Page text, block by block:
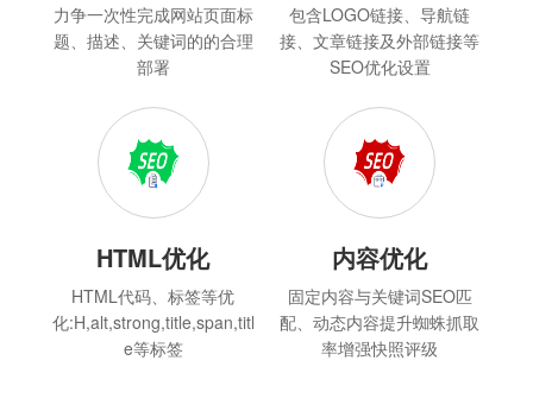
力争一次性完成网站页面标
题、描述、关键词的的合理
部署
包含LOGO链接、导航链
接、文章链接及外部链接等
SEO优化设置
HTML优化
HTML代码、标签等优
化:H,alt,strong,title,span,titl
e等标签
内容优化
固定内容与关键词SEO匹
配、动态内容提升蜘蛛抓取
率增强快照评级